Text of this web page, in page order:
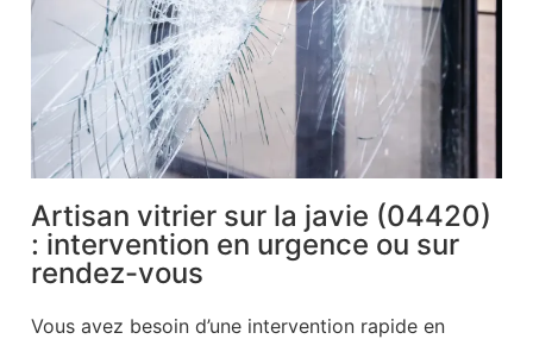
Artisan vitrier sur la javie (04420)
: intervention en urgence ou sur
rendez-vous
Vous avez besoin d’une intervention rapide en